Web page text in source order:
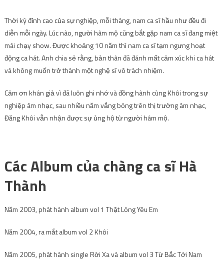
nghiệp âm nhạc, sau nhiều năm vắng bóng trên thị trường âm nhạc,
Đăng Khôi vẫn nhận được sự ủng hộ từ người hâm mộ.
Các Album của chàng ca sĩ Hà
Thành
Năm 2005, phát hành single Rời Xa và album vol 3 Từ Bắc Tới Nam
Hàn Quốc Korea Music Festival..